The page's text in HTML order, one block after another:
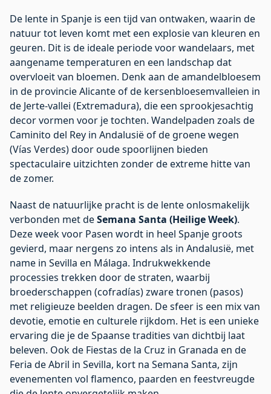
De lente in Spanje is een tijd van ontwaken, waarin de
natuur tot leven komt met een explosie van kleuren en
geuren. Dit is de ideale periode voor wandelaars, met
aangename temperaturen en een landschap dat
overvloeit van bloemen. Denk aan de amandelbloesem
in de provincie Alicante of de kersenbloesemvalleien in
de Jerte-vallei (Extremadura), die een sprookjesachtig
decor vormen voor je tochten. Wandelpaden zoals de
Caminito del Rey in Andalusië of de groene wegen
(Vías Verdes) door oude spoorlijnen bieden
spectaculaire uitzichten zonder de extreme hitte van
de zomer.
Naast de natuurlijke pracht is de lente onlosmakelijk
verbonden met deSemana Santa (Heilige Week).
Deze week voor Pasen wordt in heel Spanje groots
gevierd, maar nergens zo intens als in Andalusië, met
name in Sevilla en Málaga. Indrukwekkende
processies trekken door de straten, waarbij
broederschappen (cofradías) zware tronen (pasos)
met religieuze beelden dragen. De sfeer is een mix van
devotie, emotie en culturele rijkdom. Het is een unieke
ervaring die je de Spaanse tradities van dichtbij laat
beleven. Ook de Fiestas de la Cruz in Granada en de
Feria de Abril in Sevilla, kort na Semana Santa, zijn
evenementen vol flamenco, paarden en feestvreugde